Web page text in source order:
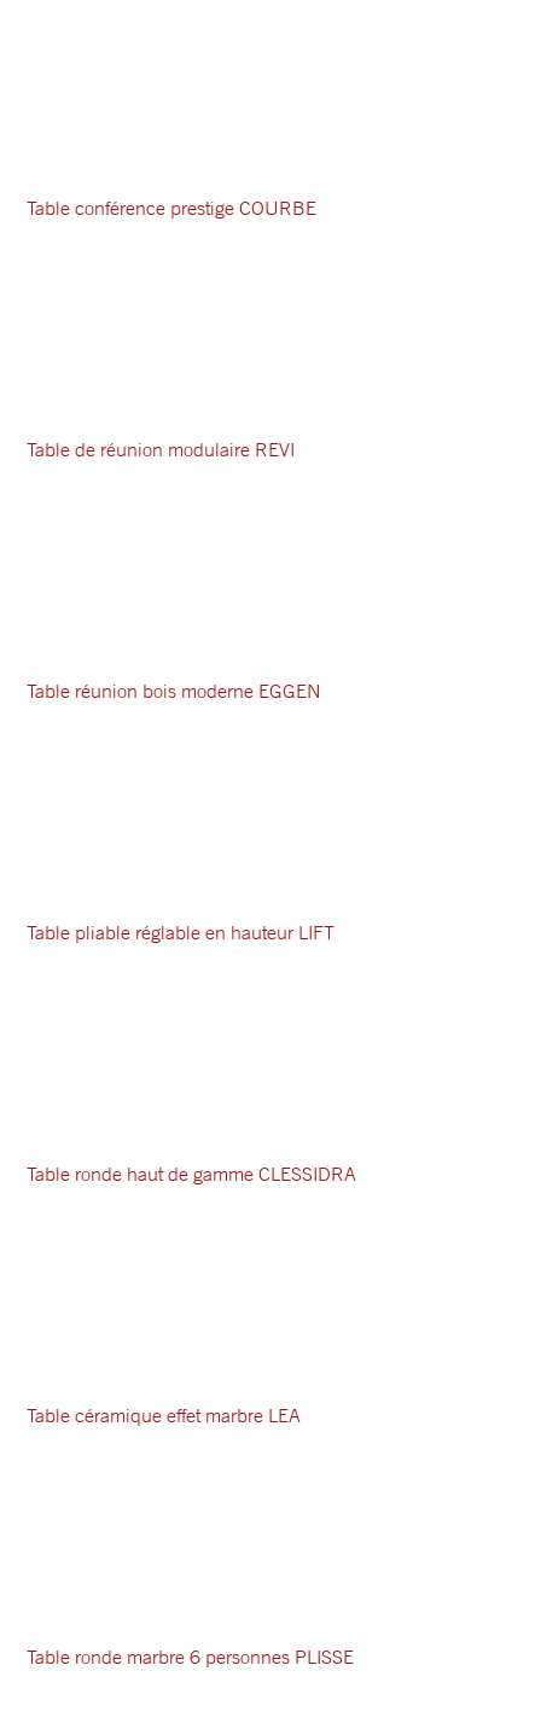
Table conférence prestige COURBE
Table de réunion modulaire REVI
Table réunion bois moderne EGGEN
Table pliable réglable en hauteur LIFT
Table ronde haut de gamme CLESSIDRA
Table céramique effet marbre LEA
Table ronde marbre 6 personnes PLISSE